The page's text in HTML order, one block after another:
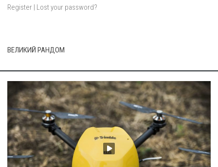
Register | Lost your password?
ВЕЛИКИЙ РАНДОМ